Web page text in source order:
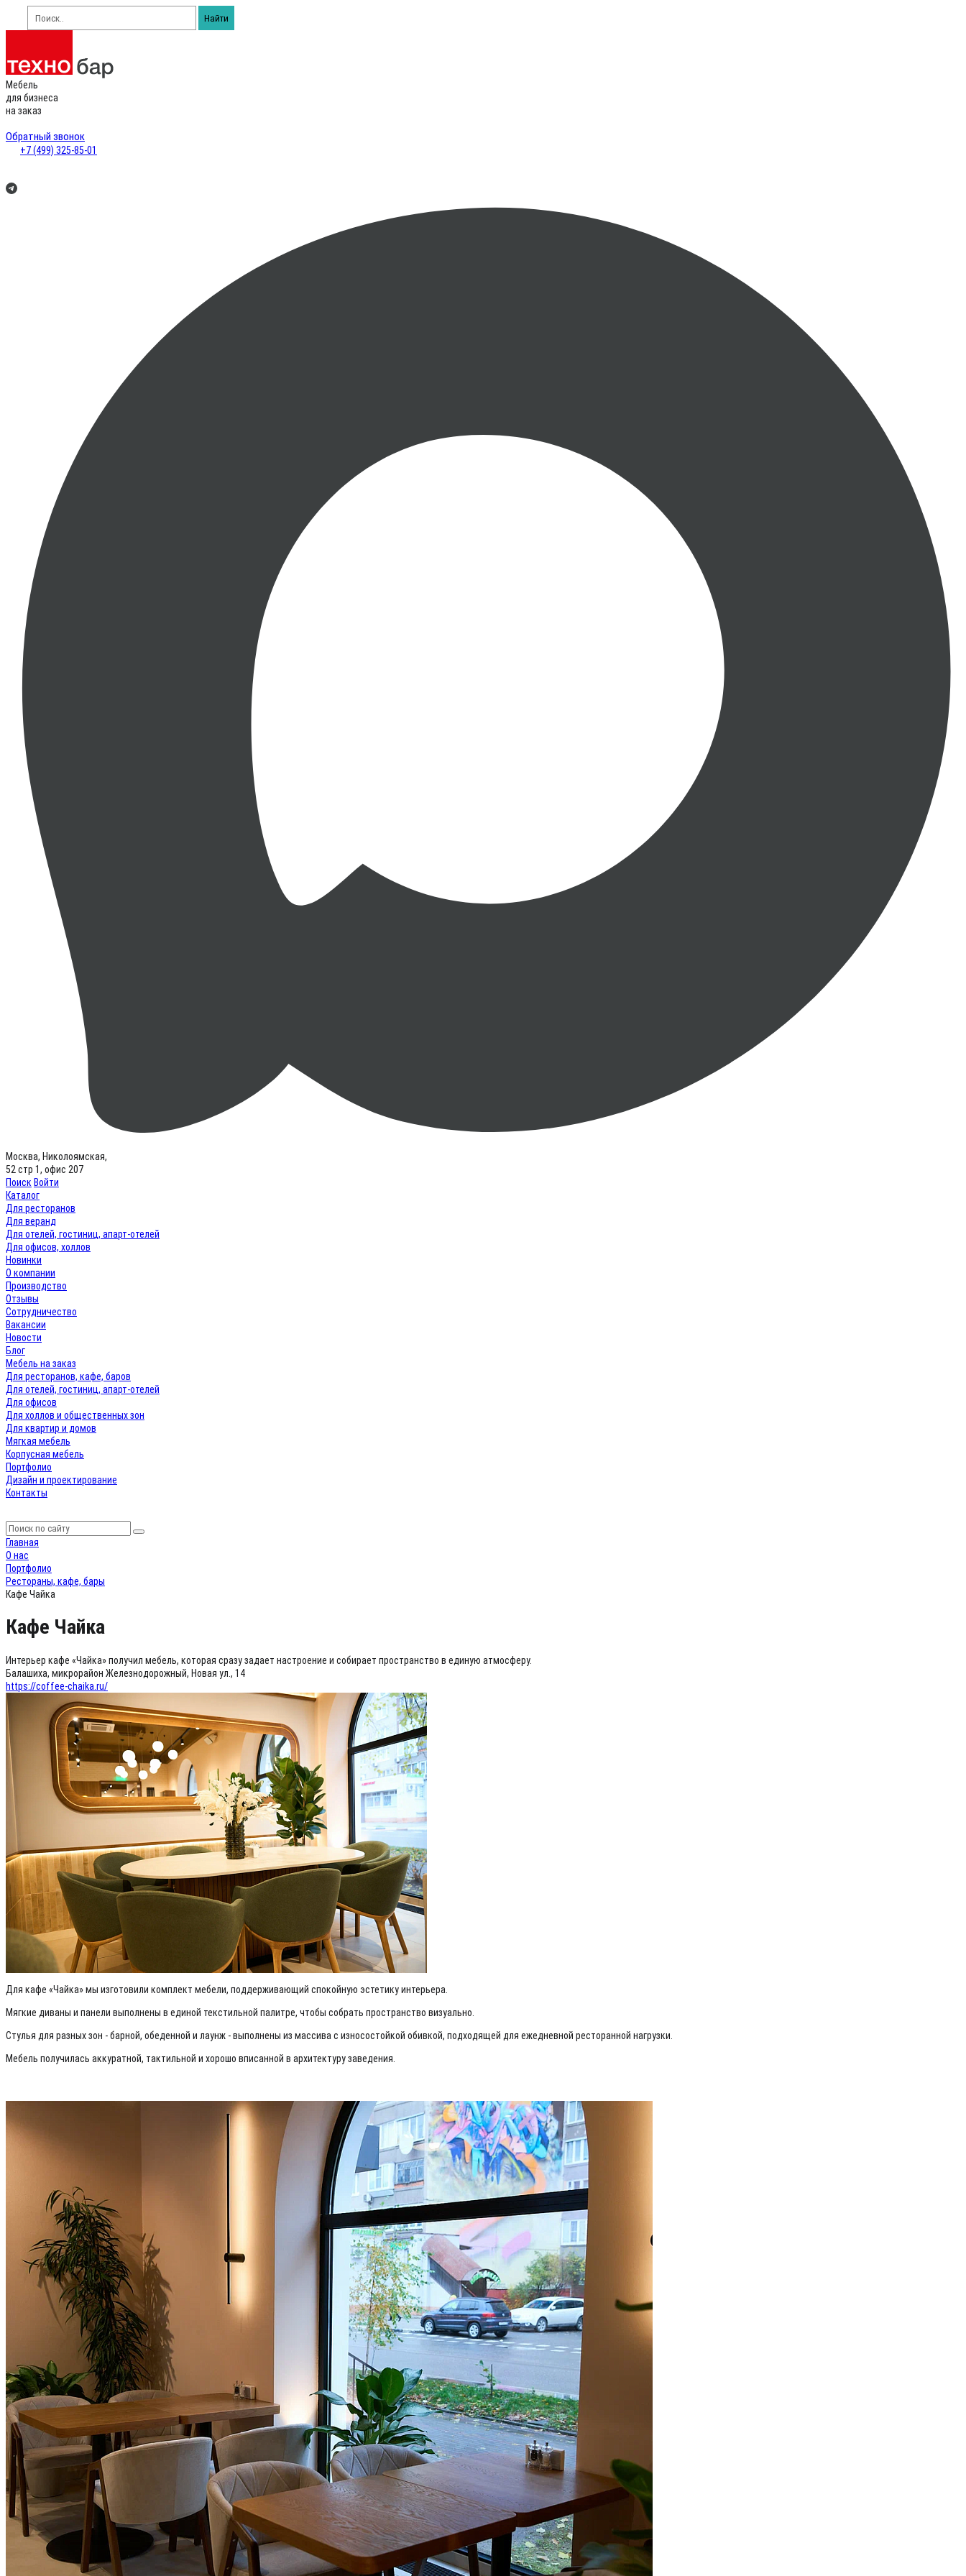
Найти
Мебель
для бизнеса
на заказ
Обратный звонок
+7 (499) 325-85-01
Москва, Николоямская,
52 стр 1, офис 207
Поиск Войти
Каталог
Для ресторанов
Для веранд
Для отелей, гостиниц, апарт-отелей
Для офисов, холлов
Новинки
О компании
Производство
Отзывы
Сотрудничество
Вакансии
Новости
Блог
Мебель на заказ
Для ресторанов, кафе, баров
Для отелей, гостиниц, апарт-отелей
Для офисов
Для холлов и общественных зон
Для квартир и домов
Мягкая мебель
Корпусная мебель
Портфолио
Дизайн и проектирование
Контакты
Главная
О нас
Портфолио
Рестораны, кафе, бары
Кафе Чайка
Кафе Чайка
Интерьер кафе «Чайка» получил мебель, которая сразу задает настроение и собирает пространство в единую атмосферу.
Балашиха, микрорайон Железнодорожный, Новая ул., 14
https://coffee-chaika.ru/
Для кафе «Чайка» мы изготовили комплект мебели, поддерживающий спокойную эстетику интерьера.
Мягкие диваны и панели выполнены в единой текстильной палитре, чтобы собрать пространство визуально.
Стулья для разных зон - барной, обеденной и лаунж - выполнены из массива с износостойкой обивкой, подходящей для ежедневной ресторанной нагрузки.
Мебель получилась аккуратной, тактильной и хорошо вписанной в архитектуру заведения.